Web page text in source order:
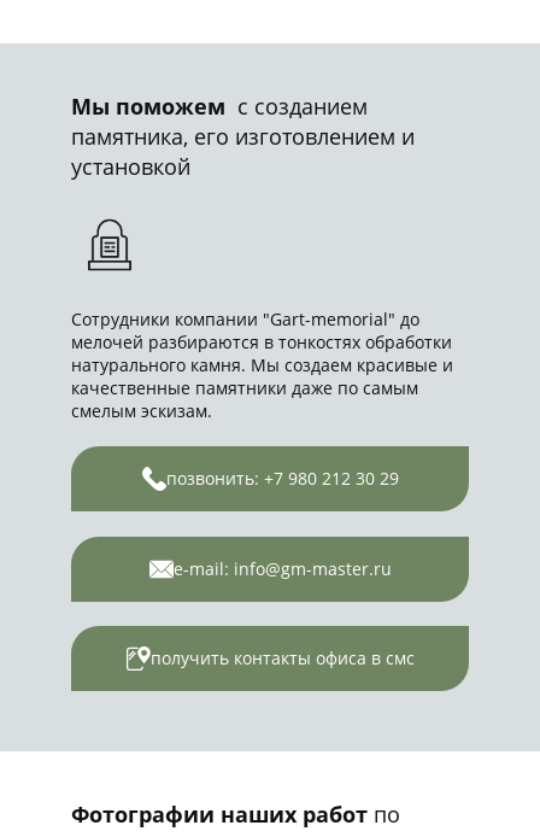
Мы поможем с созданием
памятника, его изготовлением и
установкой
Сотрудники компании "Gart-memorial" до
мелочей разбираются в тонкостях обработки
натурального камня. Мы создаем красивые и
качественные памятники даже по самым
смелым эскизам.
позвонить: +7 980 212 30 29
e-mail: info@gm-master.ru
получить контакты офиса в смс
Фотографии наших работ по